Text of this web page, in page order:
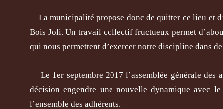
La municipalité propose donc de quitter ce lieu et
Bois Joli. Un travail collectif fructueux permet
qui nous permettent d’exercer notre discipline dans
Le 1er septembre 2017 l’assemblée générale des
décision engendre une nouvelle dynamique avec
l’ensemble des adhérents.